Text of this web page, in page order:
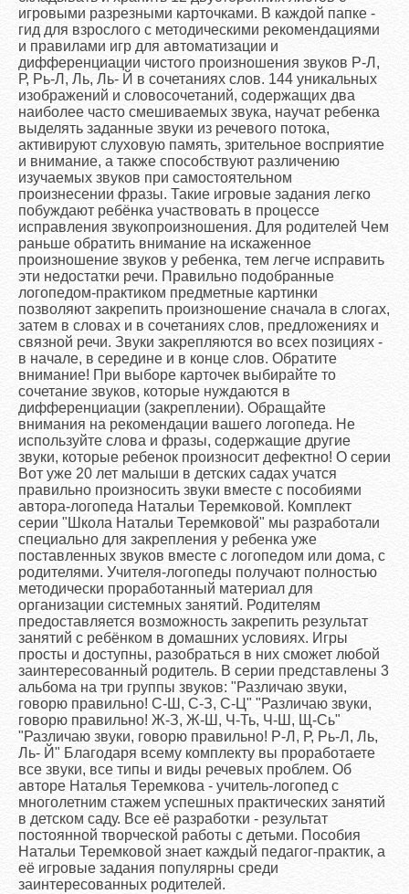
игровыми разрезными карточками. В каждой папке -
гид для взрослого с методическими рекомендациями
и правилами игр для автоматизации и
дифференциации чистого произношения звуков Р-Л,
Р, Рь-Л, Ль, Ль- Й в сочетаниях слов. 144 уникальных
изображений и словосочетаний, содержащих два
наиболее часто смешиваемых звука, научат ребенка
выделять заданные звуки из речевого потока,
активируют слуховую память, зрительное восприятие
и внимание, а также способствуют различению
изучаемых звуков при самостоятельном
произнесении фразы. Такие игровые задания легко
побуждают ребёнка участвовать в процессе
исправления звукопроизношения. Для родителей Чем
раньше обратить внимание на искаженное
произношение звуков у ребенка, тем легче исправить
эти недостатки речи. Правильно подобранные
логопедом-практиком предметные картинки
позволяют закрепить произношение сначала в слогах,
затем в словах и в сочетаниях слов, предложениях и
связной речи. Звуки закрепляются во всех позициях -
в начале, в середине и в конце слов. Обратите
внимание! При выборе карточек выбирайте то
сочетание звуков, которые нуждаются в
дифференциации (закреплении). Обращайте
внимания на рекомендации вашего логопеда. Не
используйте слова и фразы, содержащие другие
звуки, которые ребенок произносит дефектно! О серии
Вот уже 20 лет малыши в детских садах учатся
правильно произносить звуки вместе с пособиями
автора-логопеда Натальи Теремковой. Комплект
серии "Школа Натальи Теремковой" мы разработали
специально для закрепления у ребенка уже
поставленных звуков вместе с логопедом или дома, с
родителями. Учителя-логопеды получают полностью
методически проработанный материал для
организации системных занятий. Родителям
предоставляется возможность закрепить результат
занятий с ребёнком в домашних условиях. Игры
просты и доступны, разобраться в них сможет любой
заинтересованный родитель. В серии представлены 3
альбома на три группы звуков: "Различаю звуки,
говорю правильно! С-Ш, С-З, С-Ц" "Различаю звуки,
говорю правильно! Ж-З, Ж-Ш, Ч-Ть, Ч-Ш, Щ-Сь"
"Различаю звуки, говорю правильно! Р-Л, Р, Рь-Л, Ль,
Ль- Й" Благодаря всему комплекту вы проработаете
все звуки, все типы и виды речевых проблем. Об
авторе Наталья Теремкова - учитель-логопед с
многолетним стажем успешных практических занятий
в детском саду. Все её разработки - результат
постоянной творческой работы с детьми. Пособия
Натальи Теремковой знает каждый педагог-практик, а
её игровые задания популярны среди
заинтересованных родителей.